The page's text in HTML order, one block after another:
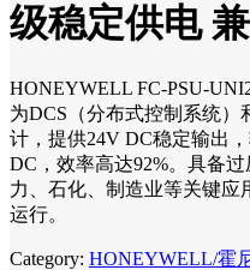
级稳定供电
HONEYWELL FC-PSU-
为DCS（分布式控制系统
计，提供24V DC稳定输出
DC，效率高达92%。具备
力、石化、制造业等关键应
运行。
Category: HONEYWELL/霍